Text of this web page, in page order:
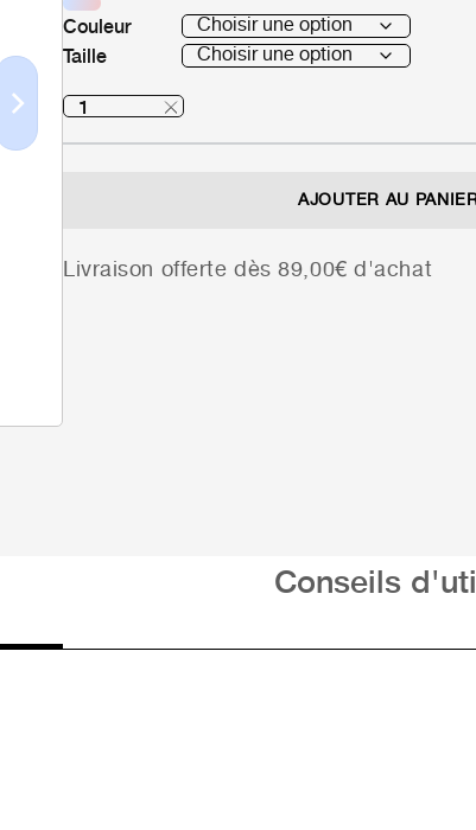
Note
sur
5
Couleur
Taille
AJOUTER AU
Livraison offerte dès 89,00€ d'achat
Conseils